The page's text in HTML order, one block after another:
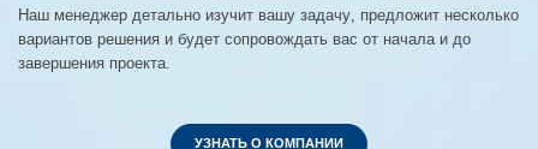
Наш менеджер детально изучит вашу задачу, предложит несколько
вариантов решения и будет сопровождать вас от начала и до
завершения проекта.
УЗНАТЬ О КОМПАНИИ